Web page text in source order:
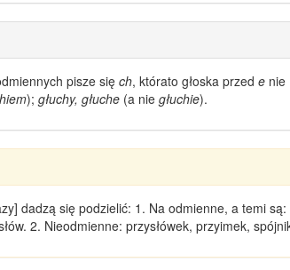
pisze się ch, którato głoska przed e nie
); głuchy, głuche (a nie głuchie).
] dadzą się podzielić: 1. Na odmienne, a temi
2. Nieodmienne: przysłówek, przyimek,